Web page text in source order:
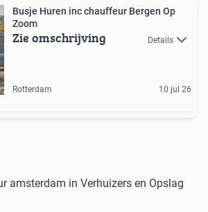
Busje Huren inc chauffeur Bergen Op
Zoom
Zie omschrijving Details
Rotterdam 10 jul 26
amsterdam in Verhuizers en Opslag